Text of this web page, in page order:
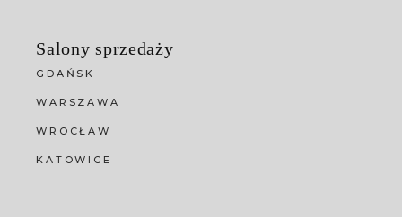
Salony sprzedaży
GDAŃSK
WARSZAWA
WROCŁAW
KATOWICE